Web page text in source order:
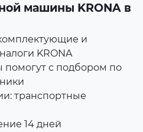
машины KRONA в
и
KRONA
помогут с подбором по
транспортные
14 дней